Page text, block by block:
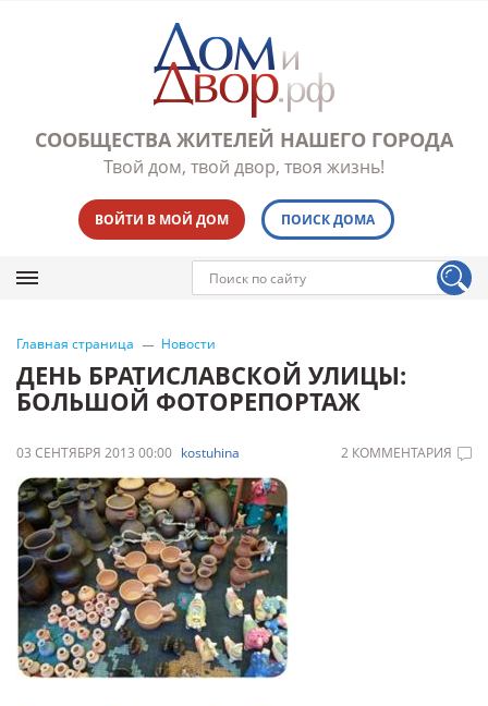
СООБЩЕСТВА ЖИТЕЛЕЙ НАШЕГО ГОРОДА
Твой дом, твой двор, твоя жизнь!
ВОЙТИ В МОЙ ДОМ ПОИСК ДОМА
Главная страница Новости
ДЕНЬ БРАТИСЛАВСКОЙ УЛИЦЫ:
БОЛЬШОЙ ФОТОРЕПОРТАЖ
03 СЕНТЯБРЯ 2013 00:00 kostuhina 2 КОММЕНТАРИЯ